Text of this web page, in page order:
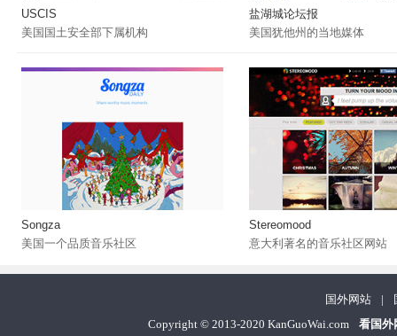
USCIS
美国国土安全部下属机构
盐湖城论坛报
美国犹他州的当地媒体
Songza
美国一个品质音乐社区
Stereomood
意大利著名的音乐社区网站
国外网站 |
Copyright ©2013-2020 KanGuoWai.com 看国外